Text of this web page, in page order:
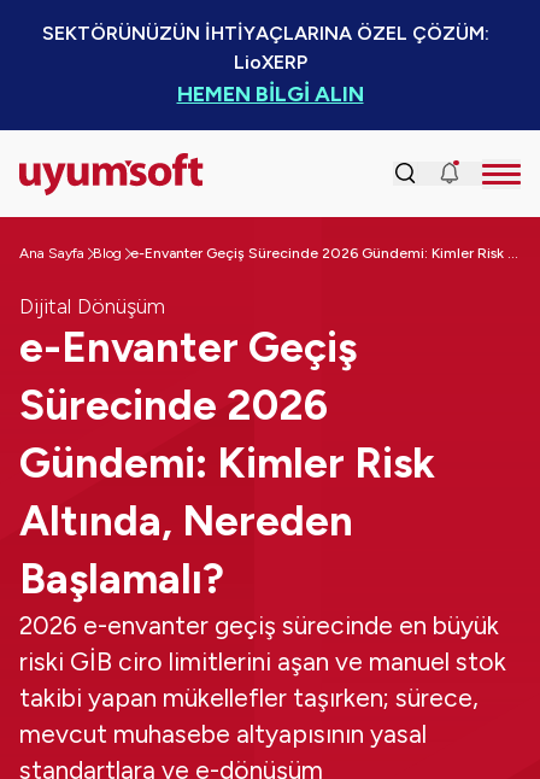
SEKTÖRÜNÜZÜN İHTİYAÇLARINA ÖZEL ÇÖZÜM:
LioXERP
HEMEN BİLGİ ALIN
Ana Sayfa Blog e-Envanter Geçiş Sürecinde 2026 Gündemi: Kimler Risk Altında, Nereden Başlamalı?
Dijital Dönüşüm
e-Envanter Geçiş
Sürecinde 2026
Gündemi: Kimler Risk
Altında, Nereden
Başlamalı?
2026 e-envanter geçiş sürecinde en büyük
riski GİB ciro limitlerini aşan ve manuel stok
takibi yapan mükellefler taşırken; sürece,
mevcut muhasebe altyapısının yasal
standartlara ve e-dönüşüm